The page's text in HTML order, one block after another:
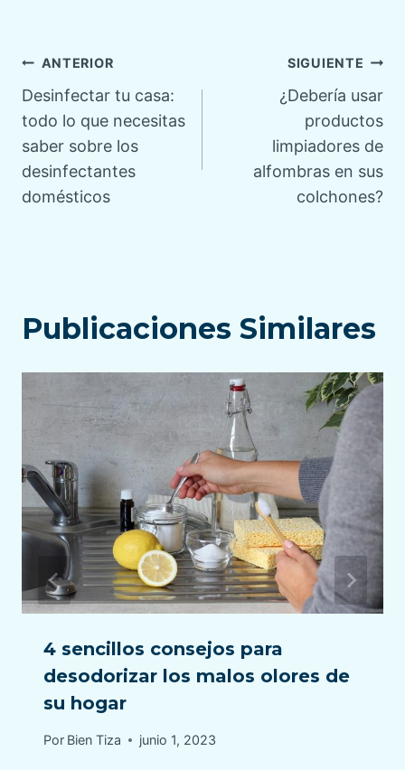
Navegación
de
entradas
ANTERIOR
Desinfectar tu casa:
todo lo que necesitas
saber sobre los
desinfectantes
domésticos
SIGUIENTE
¿Debería usar
productos
limpiadores de
alfombras en sus
colchones?
Publicaciones Similares
4 sencillos consejos para
desodorizar los malos olores de
su hogar
Por Bien Tiza junio 1, 2023